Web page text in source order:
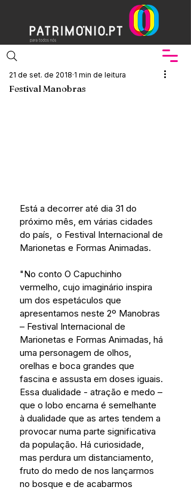
Festival Manobras
21 de set. de 2018 1 min de leitura
Está a decorrer até dia 31 do
próximo mês, em várias cidades
do país,  o Festival Internacional de
Marionetas e Formas Animadas.
"No conto O Capuchinho
vermelho, cujo imaginário inspira
um dos espetáculos que
apresentamos neste 2º Manobras
– Festival Internacional de
Marionetas e Formas Animadas, há
uma personagem de olhos,
orelhas e boca grandes que
fascina e assusta em doses iguais.
Essa dualidade - atração e medo –
que o lobo encarna é semelhante
à dualidade que as artes tendem a
provocar numa parte significativa
da população. Há curiosidade,
mas perdura um distanciamento,
fruto do medo de nos lançarmos
no bosque e de acabarmos